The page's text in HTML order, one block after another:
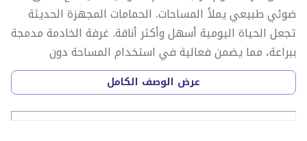
ضوئي طبيعي يملأ المساحات. الحمامات المجهزة الحديثة
تجعل الحياة اليومية أسهل وأكثر أناقة. غرفة الخادمة مدمجة
ببراعة، مما يضمن فعالية في استخدام المساحة دون
التضحية بالراحة. الطابق الأرضي من التعاون يطرح لك كل ما
تحتاج له يومياً - من المتاجر لصالونات التجميل - كل هذا على
بعد خطوات بسيطة. المنطقة نفسها هي جزء من تعاون،
عرض الوصف الكامل